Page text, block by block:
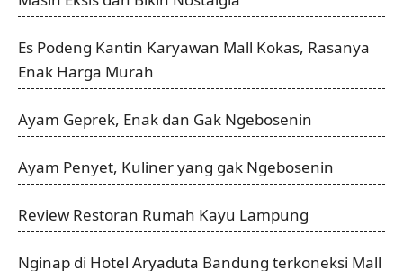
Es Podeng Kantin Karyawan Mall Kokas, Rasanya
Enak Harga Murah
Ayam Geprek, Enak dan Gak Ngebosenin
Ayam Penyet, Kuliner yang gak Ngebosenin
Review Restoran Rumah Kayu Lampung
Nginap di Hotel Aryaduta Bandung terkoneksi Mall